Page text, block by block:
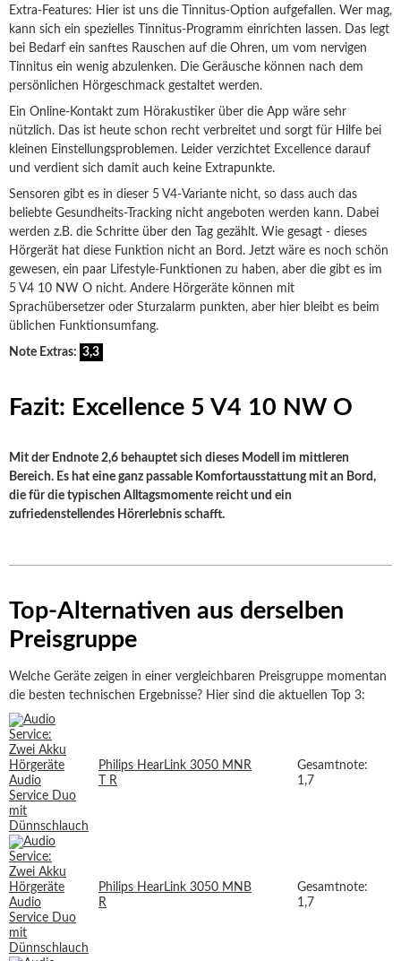
Extra-Features: Hier ist uns die Tinnitus-Option aufgefallen. Wer mag,
kann sich ein spezielles Tinnitus-Programm einrichten lassen. Das legt
bei Bedarf ein sanftes Rauschen auf die Ohren, um vom nervigen
Tinnitus ein wenig abzulenken. Die Geräusche können nach dem
persönlichen Hörgeschmack gestaltet werden.
Ein Online-Kontakt zum Hörakustiker über die App wäre sehr
nützlich. Das ist heute schon recht verbreitet und sorgt für Hilfe bei
kleinen Einstellungsproblemen. Leider verzichtet Excellence darauf
und verdient sich damit auch keine Extrapunkte.
Sensoren gibt es in dieser 5 V4-Variante nicht, so dass auch das
beliebte Gesundheits-Tracking nicht angeboten werden kann. Dabei
werden z.B. die Schritte über den Tag gezählt. Wie gesagt - dieses
Hörgerät hat diese Funktion nicht an Bord. Jetzt wäre es noch schön
gewesen, ein paar Lifestyle-Funktionen zu haben, aber die gibt es im
5 V4 10 NW O nicht. Andere Hörgeräte können mit
Sprachübersetzer oder Sturzalarm punkten, aber hier bleibt es beim
üblichen Funktionsumfang.
Note Extras: 3,3
Fazit: Excellence 5 V4 10 NW O
Mit der Endnote 2,6 behauptet sich dieses Modell im mittleren
Bereich. Es hat eine ganz passable Komfortausstattung mit an Bord,
die für die typischen Alltagsmomente reicht und ein
zufriedenstellendes Hörerlebnis schafft.
Top-Alternativen aus derselben
Preisgruppe
Welche Geräte zeigen in einer vergleichbaren Preisgruppe momentan
die besten technischen Ergebnisse? Hier sind die aktuellen Top 3:
Philips HearLink 3050 MNR
T R
Gesamtnote:
1,7
Philips HearLink 3050 MNB
R
Gesamtnote:
1,7